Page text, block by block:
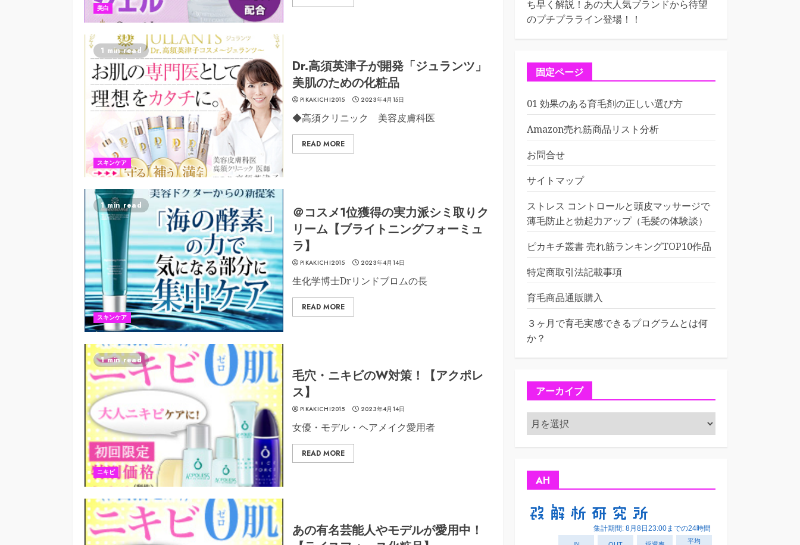
美白
1 min read
スキンケア
Dr.高須英津子が開発「ジュランツ」
美肌のための化粧品
PIKAKICHI2015 2023年4月15日
◆高須クリニック 美容皮膚科医
READ MORE
1 min read
スキンケア
＠コスメ1位獲得の実力派シミ取りク
リーム【ブライトニングフォーミュ
ラ】
PIKAKICHI2015 2023年4月14日
生化学博士Drリンドブロムの長
READ MORE
1 min read
ニキビ
毛穴・ニキビのW対策！【アクポレ
ス】
PIKAKICHI2015 2023年4月14日
女優・モデル・ヘアメイク愛用者
READ MORE
あの有名芸能人やモデルが愛用中！
ち早く解説！あの大人気ブランドから待望
のプチプラライン登場！！
固定ページ
01 効果のある育毛剤の正しい選び方
Amazon売れ筋商品リスト分析
お問合せ
サイトマップ
ストレス コントロールと頭皮マッサージで
薄毛防止と勃起力アップ（毛髪の体験談）
ピカキチ叢書 売れ筋ランキングTOP10作品
特定商取引法記載事項
育毛商品通販購入
３ヶ月で育毛実感できるプログラムとは何
か？
アーカイブ
ア
ー
カ
AH